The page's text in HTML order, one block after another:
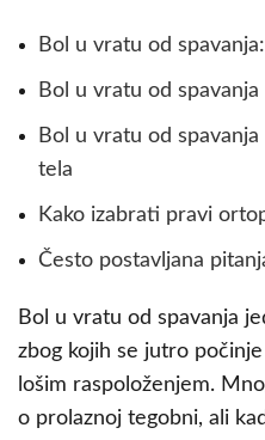
Bol u vratu od
Bol u vratu od spavanja
Bol u vratu od
tela
Kako izabrati pravi
Često postavljana
Bol u vratu od spavanja
zbog kojih se jutro
lošim raspoloženjem.
o prolaznoj tegobni, ali